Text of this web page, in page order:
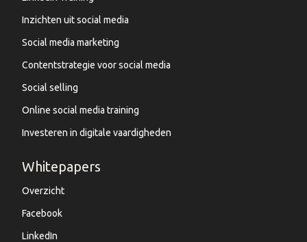
Inzichten uit social media
Social media marketing
Contentstrategie voor social media
Social selling
Online social media training
Investeren in digitale vaardigheden
Whitepapers
Overzicht
Facebook
LinkedIn